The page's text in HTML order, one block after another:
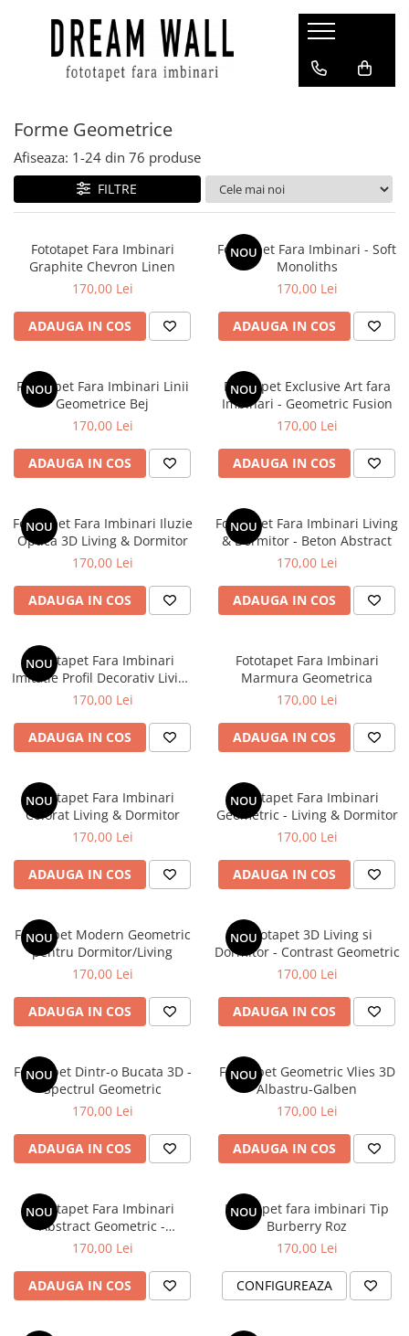
Fototapet fara imbinari
Abstract
Arhitectura
Fluid Art
Forme Geometrice
Frescă
Natura
Pentru copii
Tropical
Forme Geometrice
Afiseaza: 1-24 din 76 produse
FILTRE
Fototapet Fara Imbinari
Graphite Chevron Linen
170,00 Lei
ADAUGA IN COS
NOU
Fototapet Fara Imbinari - Soft
Monoliths
170,00 Lei
ADAUGA IN COS
NOU
Fototapet Fara Imbinari Linii
Geometrice Bej
170,00 Lei
ADAUGA IN COS
NOU
Fototapet Exclusive Art fara
Imbinari - Geometric Fusion
170,00 Lei
ADAUGA IN COS
NOU
Fototapet Fara Imbinari Iluzie
Optica 3D Living & Dormitor
170,00 Lei
ADAUGA IN COS
NOU
Fototapet Fara Imbinari Living
& Dormitor - Beton Abstract
170,00 Lei
ADAUGA IN COS
NOU
Fototapet Fara Imbinari
Imitatie Profil Decorativ Living
& Dormitor
170,00 Lei
ADAUGA IN COS
Fototapet Fara Imbinari
Marmura Geometrica
170,00 Lei
ADAUGA IN COS
NOU
Fototapet Fara Imbinari
Colorat Living & Dormitor
170,00 Lei
ADAUGA IN COS
NOU
Fototapet Fara Imbinari
Geometric - Living & Dormitor
170,00 Lei
ADAUGA IN COS
NOU
Fototapet Modern Geometric
pentru Dormitor/Living
170,00 Lei
ADAUGA IN COS
NOU
Fototapet 3D Living si
Dormitor - Contrast Geometric
170,00 Lei
ADAUGA IN COS
NOU
Fototapet Dintr-o Bucata 3D -
Spectrul Geometric
170,00 Lei
ADAUGA IN COS
NOU
Fototapet Geometric Vlies 3D
Albastru-Galben
170,00 Lei
ADAUGA IN COS
NOU
Fototapet Fara Imbinari
Abstract Geometric -
Transformați Spațiul într-o
170,00 Lei
ADAUGA IN COS
NOU
Fototapet fara imbinari Tip
Burberry Roz
170,00 Lei
CONFIGUREAZA